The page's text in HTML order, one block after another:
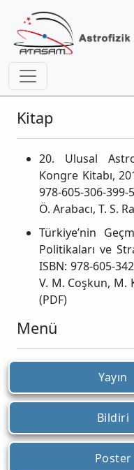
Kitap
20. Ulusal
Kongre Kitabı,
978-605-306-
Ö. Arabacı, T. S.
Türkiye’nin
Politikaları ve
ISBN: 978-605-
V. M. Coşkun, M.
(PDF)
Menü
Yayın
Bildiri
Poster